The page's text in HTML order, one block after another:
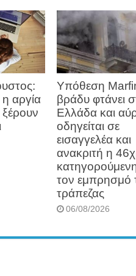
η αργία
Υπόθεση
βράδυ φτάνει
Ελλάδα και
οδηγείται σε
εισαγγελέα και
ανακριτή η
τον εμπρησμό
τράπεζας
06/08/2026